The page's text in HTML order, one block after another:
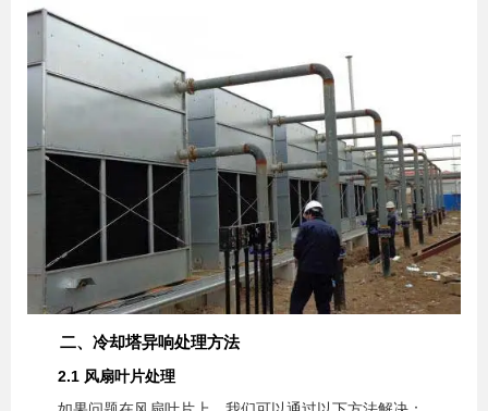
二、冷却塔异响处理方法
2.1 风扇叶片处理